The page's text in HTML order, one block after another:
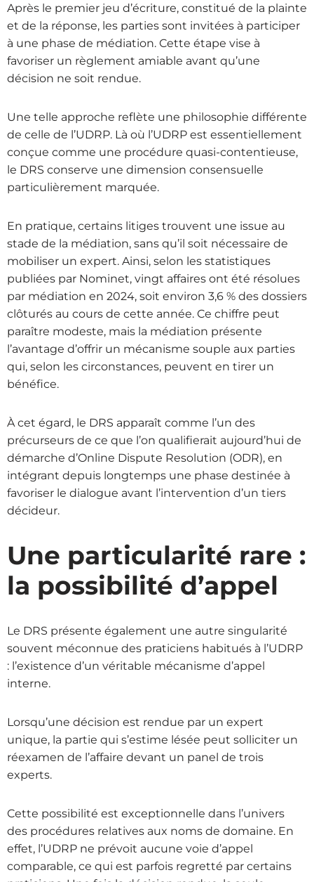
Après le premier jeu d’écriture, constitué de la plainte
et de la réponse, les parties sont invitées à participer
à une phase de médiation. Cette étape vise à
favoriser un règlement amiable avant qu’une
décision ne soit rendue.
Une telle approche reflète une philosophie différente
de celle de l’UDRP. Là où l’UDRP est essentiellement
conçue comme une procédure quasi-contentieuse,
le DRS conserve une dimension consensuelle
particulièrement marquée.
En pratique, certains litiges trouvent une issue au
stade de la médiation, sans qu’il soit nécessaire de
mobiliser un expert. Ainsi, selon les statistiques
publiées par Nominet, vingt affaires ont été résolues
par médiation en 2024, soit environ 3,6 % des dossiers
clôturés au cours de cette année. Ce chiffre peut
paraître modeste, mais la médiation présente
l’avantage d’offrir un mécanisme souple aux parties
qui, selon les circonstances, peuvent en tirer un
bénéfice.
À cet égard, le DRS apparaît comme l’un des
précurseurs de ce que l’on qualifierait aujourd’hui de
démarche d’Online Dispute Resolution (ODR), en
intégrant depuis longtemps une phase destinée à
favoriser le dialogue avant l’intervention d’un tiers
décideur.
Une particularité rare :
la possibilité d’appel
Le DRS présente également une autre singularité
souvent méconnue des praticiens habitués à l’UDRP
: l’existence d’un véritable mécanisme d’appel
interne.
Lorsqu’une décision est rendue par un expert
unique, la partie qui s’estime lésée peut solliciter un
réexamen de l’affaire devant un panel de trois
experts.
Cette possibilité est exceptionnelle dans l’univers
des procédures relatives aux noms de domaine. En
effet, l’UDRP ne prévoit aucune voie d’appel
comparable, ce qui est parfois regretté par certains